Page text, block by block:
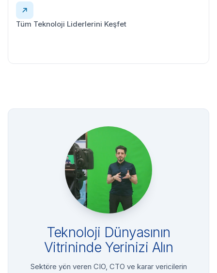
Tüm Teknoloji Liderlerini Keşfet
Teknoloji Dünyasının
Vitrininde Yerinizi Alın
Sektöre yön veren CIO, CTO ve karar vericilerin